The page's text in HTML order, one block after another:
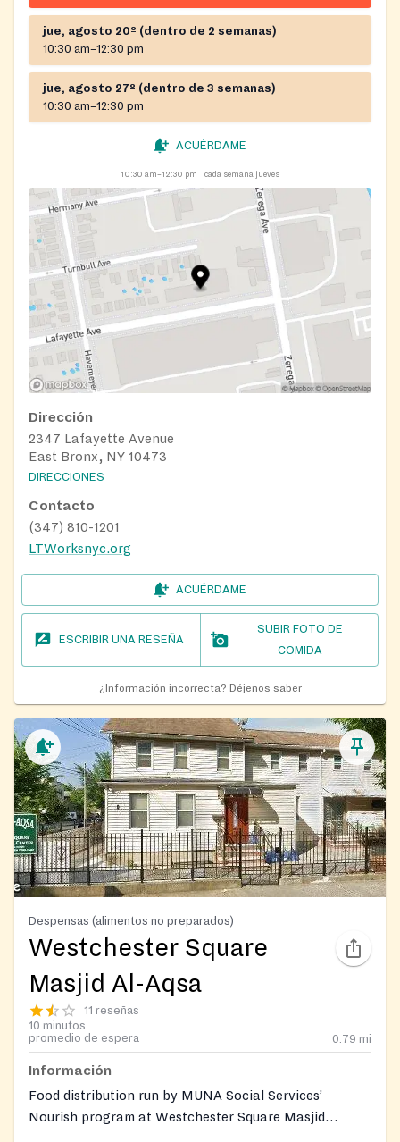
jue, agosto 20º (dentro de 2 semanas)
10:30 am–12:30 pm
jue, agosto 27º (dentro de 3 semanas)
10:30 am–12:30 pm
ACUÉRDAME
10:30 am–12:30 pm cada semana jueves
Dirección
2347 Lafayette Avenue
East Bronx, NY 10473
DIRECCIONES
Contacto
(347) 810-1201
LTWorksnyc.org
ACUÉRDAME
ESCRIBIR UNA RESEÑA
SUBIR FOTO DE
COMIDA
¿Información incorrecta? Déjenos saber
Despensas (alimentos no preparados)
Westchester Square
Masjid Al-Aqsa
11 reseñas
10 minutos
promedio de espera
0.79 mi
Información
Food distribution run by MUNA Social Services’
Nourish program at Westchester Square Masjid